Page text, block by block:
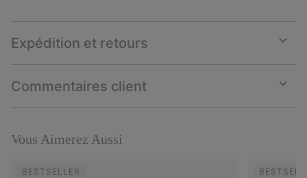
Expédition et retours
or
Commentaires client
or
Vous Aimerez Aussi
BESTSELLER